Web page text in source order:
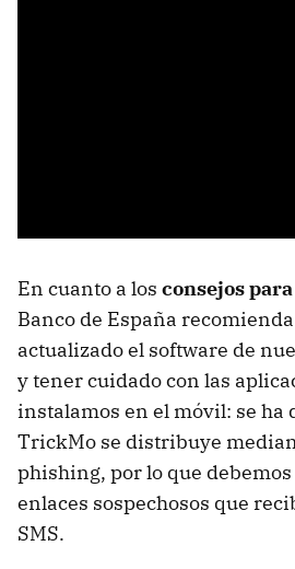
En cuanto a los consejos
Banco de España
actualizado el software de
y tener cuidado con las
instalamos en el móvil: se ha
TrickMo se distribuye
phishing, por lo que
enlaces sospechosos que
SMS.